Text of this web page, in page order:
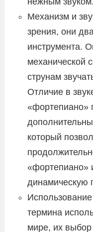
Механизм и
зрения, они
инструмента.
механической
струнам
Отличие в
«фортепиано»
который
«фортепиано»
динамическую
термина
мире, их выбор